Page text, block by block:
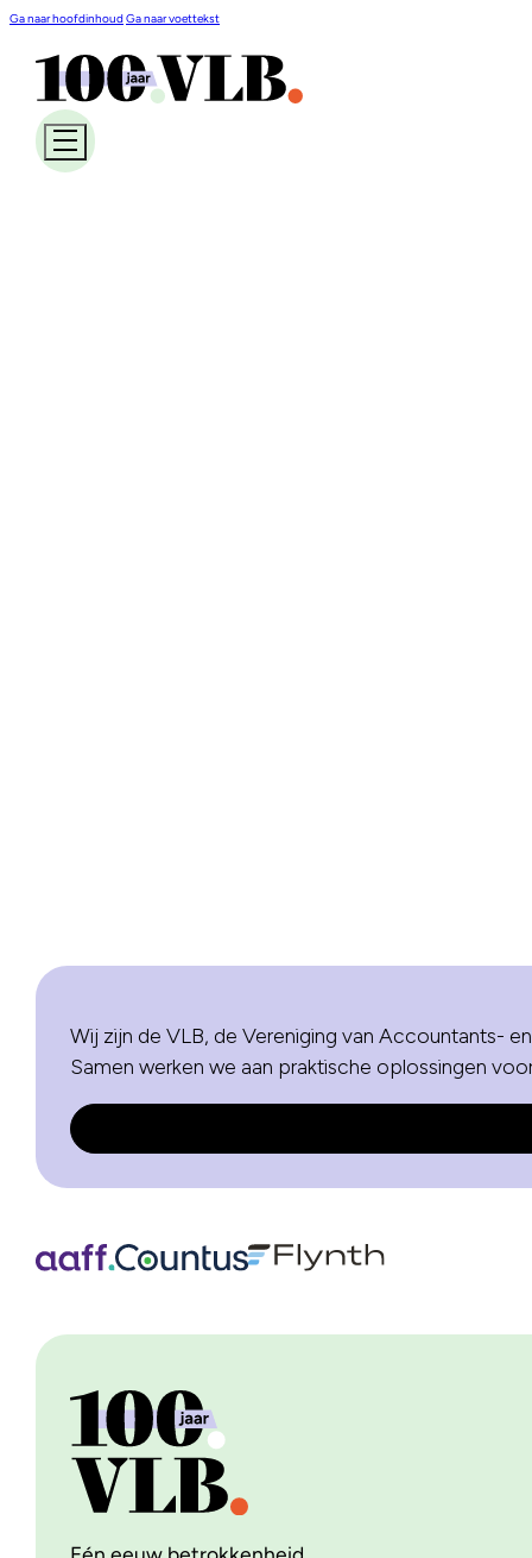
Ga naar hoofdinhoudGa naar voettekst
Wij zijn de VLB, de Vereniging van Accountants-
Samen werken we aan praktische oplossingen